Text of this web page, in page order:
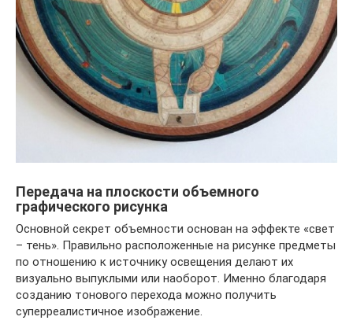
Передача на плоскости объемного
графического рисунка
Основной секрет объемности основан на эффекте «свет
– тень». Правильно расположенные на рисунке предметы
по отношению к источнику освещения делают их
визуально выпуклыми или наоборот. Именно благодаря
созданию тонового перехода можно получить
суперреалистичное изображение.